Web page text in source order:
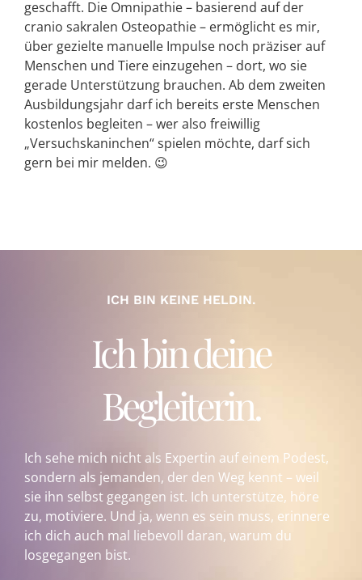
geschafft. Die Omnipathie – basierend auf der
cranio sakralen Osteopathie – ermöglicht es mir,
über gezielte manuelle Impulse noch präziser auf
Menschen und Tiere einzugehen – dort, wo sie
gerade Unterstützung brauchen. Ab dem zweiten
Ausbildungsjahr darf ich bereits erste Menschen
kostenlos begleiten – wer also freiwillig
„Versuchskaninchen“ spielen möchte, darf sich
gern bei mir melden. 😉
ICH BIN KEINE HELDIN.
Ich bin deine
Begleiterin.
Ich sehe mich nicht als Expertin auf einem Podest,
sondern als jemanden, der den Weg kennt – weil
sie ihn selbst gegangen ist. Ich unterstütze, höre
zu, motiviere. Und ja, wenn es sein muss, erinnere
ich dich auch mal liebevoll daran, warum du
losgegangen bist.